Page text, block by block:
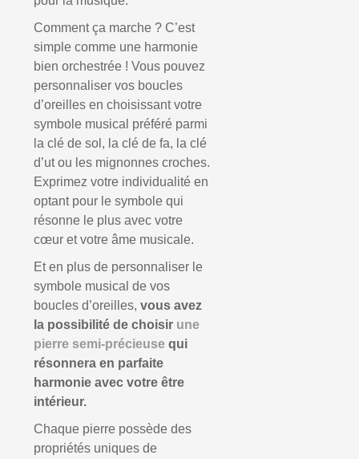
Comment ça marche ? C’est
simple comme une harmonie
bien orchestrée ! Vous pouvez
personnaliser vos boucles
d’oreilles en choisissant votre
symbole musical préféré parmi
la clé de sol, la clé de fa, la clé
d’ut ou les mignonnes croches.
Exprimez votre individualité en
optant pour le symbole qui
résonne le plus avec votre
cœur et votre âme musicale.
Et en plus de personnaliser le
symbole musical de vos
boucles d’oreilles,vous avez
la possibilité de choisir une
pierre semi-précieuse qui
résonnera en parfaite
harmonie avec votre être
intérieur.
Chaque pierre possède des
propriétés uniques de